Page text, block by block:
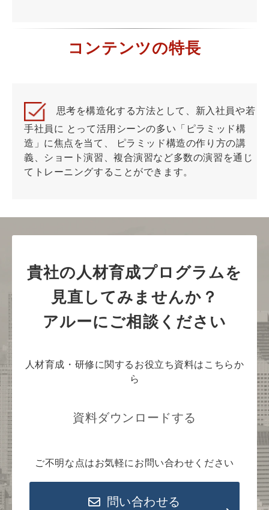
コンテンツの特長
思考を構造化する方法として、新入社員や若
手社員に とって活用シーンの多い「ピラミッド構
造」に焦点を当て、 ピラミッド構造の作り方の講
義、ショート演習、複合演習など多数の演習を通じ
てトレーニングすることができます。
貴社の人材育成プログラムを
見直してみませんか？
アルーにご相談ください
人材育成・研修に関するお役立ち資料はこちらか
ら
資料ダウンロードする
ご不明な点はお気軽にお問い合わせください
問い合わせる